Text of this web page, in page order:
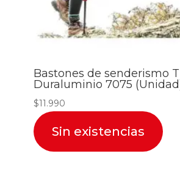
Bastones de senderismo
Duraluminio 7075
$11.990
Sin existencias